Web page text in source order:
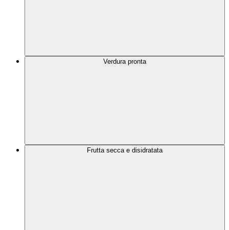
Verdura pronta
Frutta secca e disidratata